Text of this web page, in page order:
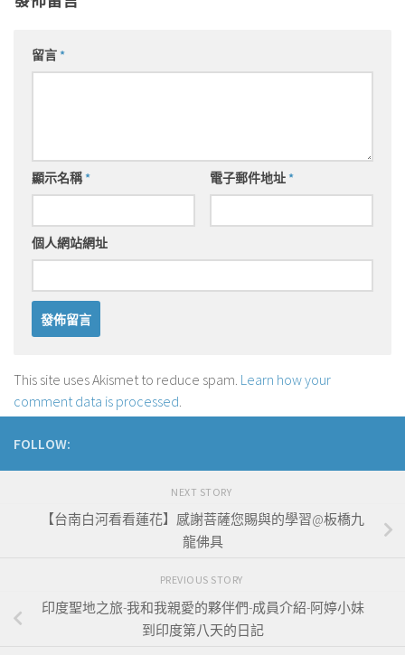
留言*
顯示名稱* 電子郵件地址*
個人網站網址
This site uses Akismet to reduce spam. Learn how your
comment data is processed
FOLLOW:
NEXT STORY
【台南白河看看蓮花】感謝菩薩您賜與的學習@板橋九
龍佛具
PREVIOUS STORY
印度聖地之旅-我和我親愛的夥伴們-成員介紹-阿婷小妹
到印度第八天的日記